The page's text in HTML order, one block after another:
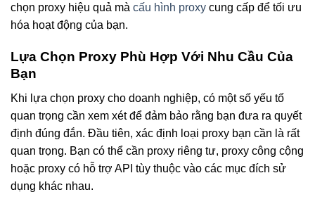
chọn proxy hiệu quả mà cấu hình proxy cung cấp để tối ưu
hóa hoạt động của bạn.
Lựa Chọn Proxy Phù Hợp Với Nhu Cầu Của
Bạn
Khi lựa chọn proxy cho doanh nghiệp, có một số yếu tố
quan trọng cần xem xét để đảm bảo rằng bạn đưa ra quyết
định đúng đắn. Đầu tiên, xác định loại proxy bạn cần là rất
quan trọng. Bạn có thể cần proxy riêng tư, proxy công cộng
hoặc proxy có hỗ trợ API tùy thuộc vào các mục đích sử
dụng khác nhau.